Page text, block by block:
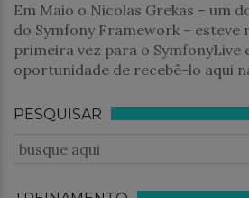
Em Maio o Nicolas Grekas – um
do Symfony Framework – esteve
primeira vez para o SymfonyLive
oportunidade de recebê-lo aqui
PESQUISAR